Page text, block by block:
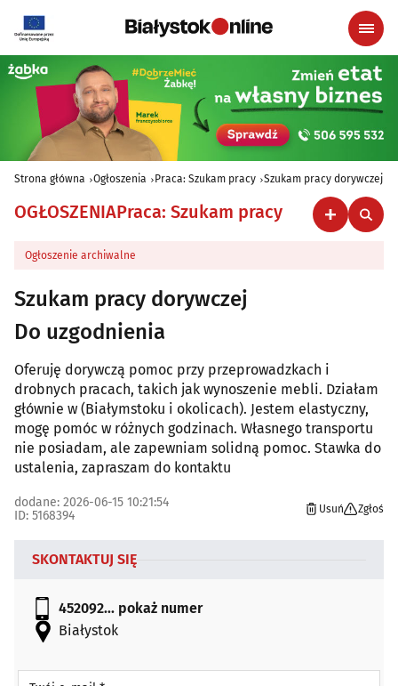
Strona główna Ogłoszenia Praca: Szukam pracy Szukam pracy dorywczej
OGŁOSZENIAPraca: Szukam pracy
Ogłoszenie archiwalne
Szukam pracy dorywczej
Do uzgodnienia
Oferuję dorywczą pomoc przy przeprowadzkach i
drobnych pracach, takich jak wynoszenie mebli. Działam
głównie w (Białymstoku i okolicach). Jestem elastyczny,
mogę pomóc w różnych godzinach. Własnego transportu
nie posiadam, ale zapewniam solidną pomoc. Stawka do
ustalenia, zapraszam do kontaktu
dodane: 2026-06-15 10:21:54
ID: 5168394
Usuń Zgłoś
SKONTAKTUJ SIĘ
452092... pokaż numer
Białystok
Twój e-mail *